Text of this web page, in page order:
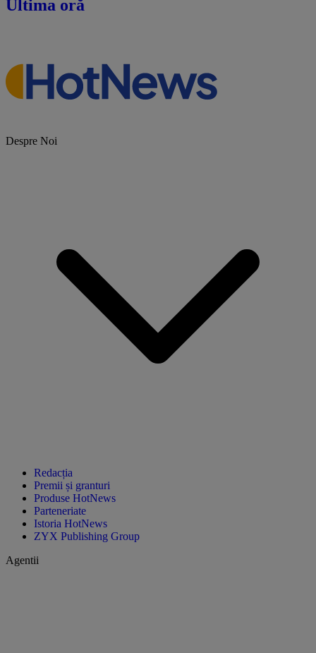
Ultima oră
Despre Noi
Redacția
Premii și granturi
Produse HotNews
Parteneriate
Istoria HotNews
ZYX Publishing Group
Agentii